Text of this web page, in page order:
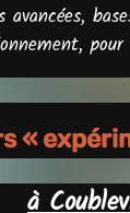
avancées,
«
à